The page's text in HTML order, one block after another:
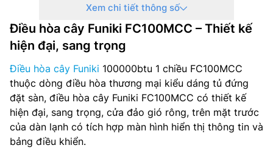
Nguồn điện: 3 pha, 380-415 V, 50 Hz
Công suất điện: 9100 W
Chế độ gió: Cánh đảo gió tự động
Kích thước khối trong nhà: 1202 × 381 × 1851 mm, 128 Kg
Kích thước khối ngoài trời: 1120 × 528 × 1549 mm, 184 Kg
Đường kính ống dẫn chất làm lạnh: 10 x 2 /19 x 2 mm
Xem chi tiết thông số
Điều hòa cây Funiki FC100MCC – Thiết kế
hiện đại, sang trọng
Điều hòa cây Funiki 100000btu 1 chiều FC100MCC
thuộc dòng điều hòa thương mại kiểu dáng tủ đứng
đặt sàn, điều hòa cây Funiki FC100MCC có thiết kế
hiện đại, sang trọng, cửa đảo gió rông, trên mặt trước
của dàn lạnh có tích hợp màn hình hiển thị thông tin và
bảng điều khiển.